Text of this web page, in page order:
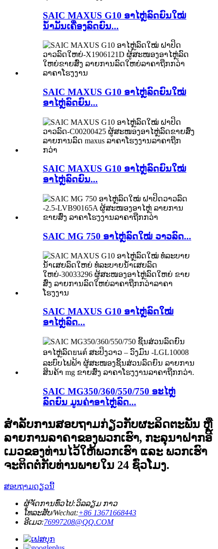
SAIC MAXUS G10 ອາໄຫຼ່ລົດຍົນໃໝ່
ນ້ຳມັນເຄື່ອງລົດຍົນ...
SAIC MAXUS G10 ອາໄຫຼ່ລົດຍົນໃໝ່
ອາໄຫຼ່ລົດຍົນ...
SAIC MAXUS G10 ອາໄຫຼ່ລົດຍົນໃໝ່
ອາໄຫຼ່ລົດຍົນ...
SAIC MG 750 ອາໄຫຼ່ລົດໃໝ່ ວາວລົດ...
SAIC MAXUS G10 ອາໄຫຼ່ລົດໃໝ່
ອາໄຫຼ່ລົດ...
SAIC MG350/360/550/750 ອະໄຫຼ່
ລົດຍົນ ມູນຄ່າອາໄຫຼ່ລົດ...
ສຳລັບການສອບຖາມກ່ຽວກັບຜະລິດຕະພັນ ຫຼື
ລາຍການລາຄາຂອງພວກເຮົາ, ກະລຸນາຝາກອີ
ເມວຂອງທ່ານໄວ້ໃຫ້ພວກເຮົາ ແລະ ພວກເຮົາ
ຈະຕິດຕໍ່ກັບທ່ານພາຍໃນ 24 ຊົ່ວໂມງ.
ສອບຖາມດຽວນີ້
ຜູ້ຈັດການທົ່ວໄປ:ວິລລຽມ ກາວ
ໂທລະສັບ/Wechat:+86 13671668443
ອີເມວ:76997208@QQ.COM